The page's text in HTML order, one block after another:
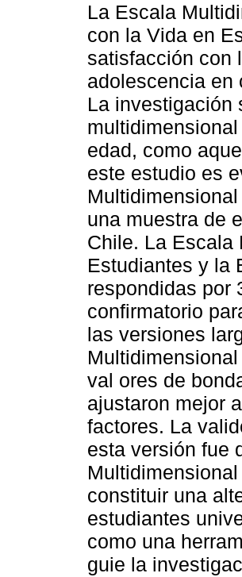
La Escala
con la Vida en
satisfacción con
adolescencia en
La investigación
edad, como
este estudio es
una muestra de
Chile. La Escala
Estudiantes y la
respondidas por
confirmatorio
las versiones
val ores de
ajustaron mejor
factores. La
esta versión fue
constituir una
estudiantes
como una
guie la